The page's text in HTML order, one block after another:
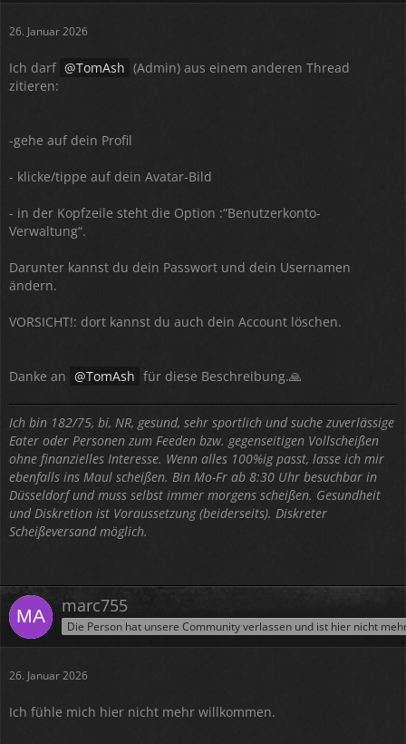
26. Januar 2026
Ich darf TomAsh (Admin) aus einem anderen Thread
zitieren:
-gehe auf dein Profil
- klicke/tippe auf dein Avatar-Bild
- in der Kopfzeile steht die Option :“Benutzerkonto-
Verwaltung“.
Darunter kannst du dein Passwort und dein Usernamen
ändern.
VORSICHT!: dort kannst du auch dein Account löschen.
Danke an TomAsh für diese Beschreibung.🙏
Ich bin 182/75, bi, NR, gesund, sehr sportlich und suche zuverlässige
Eater oder Personen zum Feeden bzw. gegenseitigen Vollscheißen
ohne finanzielles Interesse. Wenn alles 100%ig passt, lasse ich mir
ebenfalls ins Maul scheißen. Bin Mo-Fr ab 8:30 Uhr besuchbar in
Düsseldorf und muss selbst immer morgens scheißen. Gesundheit
und Diskretion ist Voraussetzung (beiderseits). Diskreter
Scheißeversand möglich.
marc755
Die Person hat unsere Community verlassen und ist hier nicht
26. Januar 2026
Ich fühle mich hier nicht mehr willkommen.